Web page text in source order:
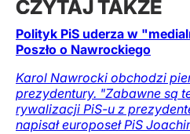
CZYTAJ TAKŻE
Polityk PiS uderza w
Poszło o Nawrockiego
Karol Nawrocki obchodzi
prezydentury. "Zabawne są
rywalizacji PiS-u z
napisał europoseł PiS